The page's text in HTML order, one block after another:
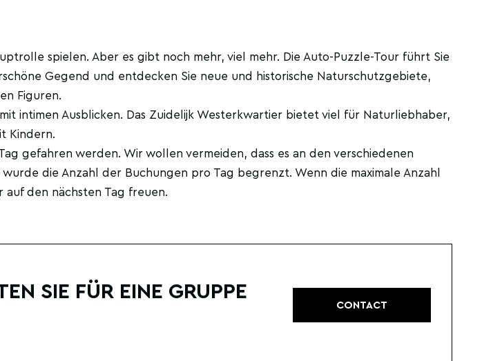
spielen. Aber es gibt noch mehr, viel mehr. Die Auto-Puzzle-Tour führt Sie
Gegend und entdecken Sie neue und historische Naturschutzgebiete,
Figuren.
intimen Ausblicken. Das Zuidelijk Westerkwartier bietet viel für Naturliebhaber,
Kindern.
gefahren werden. Wir wollen vermeiden, dass es an den verschiedenen
die Anzahl der Buchungen pro Tag begrenzt. Wenn die maximale Anzahl
auf den nächsten Tag freuen.
SIE FÜR EINE GRUPPE
CONTACT